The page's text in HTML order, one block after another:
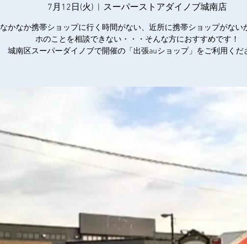
7月12日(火) スーパーストアダイノブ城南店
なかなか携帯ショップに行く時間がない、近所に携帯ショップがない
ホのことを相談できない・・・そんな方におすすめです！
城南区スーパーダイノブで開催の「出張auショップ」をご利用くだ